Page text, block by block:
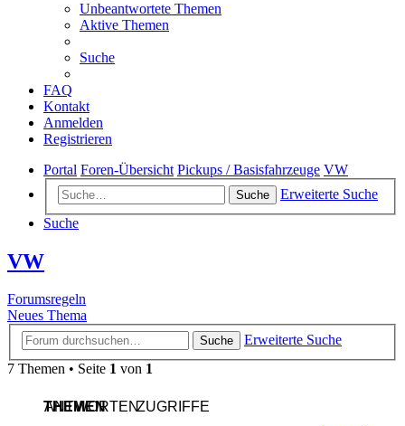
Unbeantwortete Themen
Aktive Themen
Suche
FAQ
Kontakt
Anmelden
Registrieren
Portal Foren-Übersicht Pickups / Basisfahrzeuge VW
Suche
Erweiterte Suche
Suche
VW
Forumsregeln
Neues Thema
Suche
Erweiterte Suche
7 Themen • Seite 1 von 1
THEMEN
ANTWORTENZUGRIFFE